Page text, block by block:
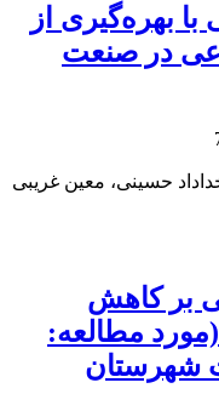
با بهره‌گیری از
در صنعت
حسینی، معین غریبی
بر کاهش
(مورد مطالعه:
شهرستان